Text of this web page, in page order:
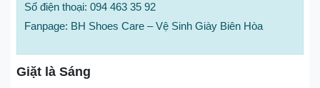
Số điện thoại: 094 463 35 92
Fanpage: BH Shoes Care – Vệ Sinh Giày Biên Hòa
Giặt là Sáng